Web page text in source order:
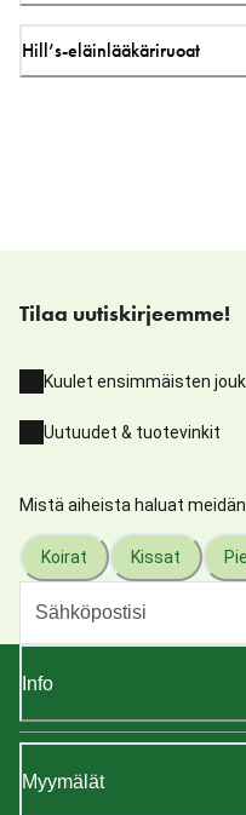
Hill’s-eläinlääkäriruoat
Tilaa uutiskirjeemme!
Kuulet ensimmäisten
Uutuudet & tuotevinkit
Mistä aiheista haluat
Koirat Kissat
Info
Myymälät